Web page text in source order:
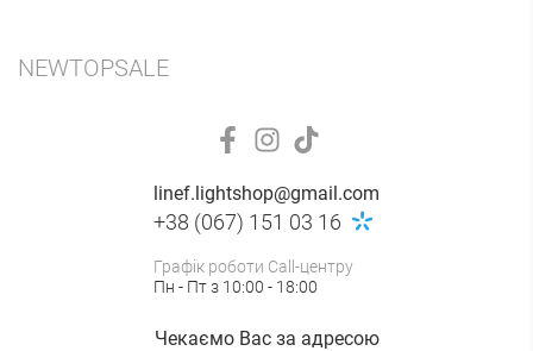
NEWTOPSALE
Чекаємо Вас за адресою
linef.lightshop@gmail.com
+38 (067) 151 03 16
Графік роботи Call-центру
Пн - Пт з 10:00 - 18:00